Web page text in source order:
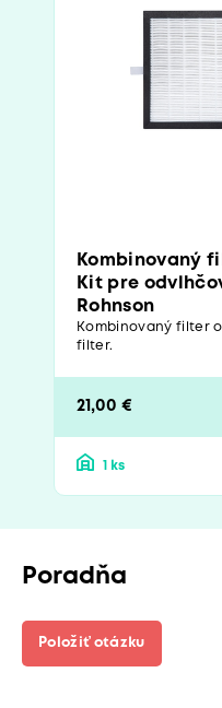
Kombinovaný
Kit pre
Rohnson
Kombinovaný filter
filter.
21,00 €
1 ks
Poradňa
Položiť otázku